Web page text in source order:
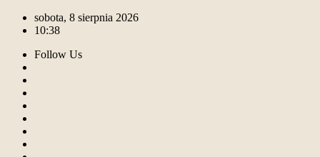
sobota, 8 sierpnia 2026
10:38
Follow Us